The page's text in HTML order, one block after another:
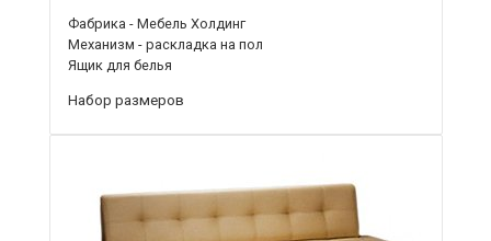
Фабрика - Мебель Холдинг
Механизм - раскладка на пол
Ящик для белья
Набор размеров